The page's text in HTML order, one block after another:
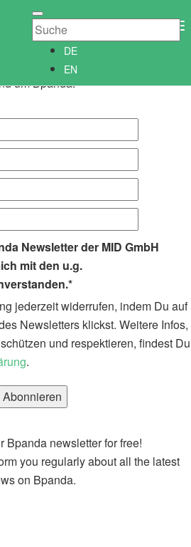
kostenlosen Bpanda Newsletter!
regelmäßig über alle Neuigkeiten
um Bpanda.
Newsletter der MID GmbH
mit den u.g.
jederzeit widerrufen, indem Du auf
Newsletters klickst. Weitere Infos,
und respektieren, findest Du
.
Bpanda newsletter for free!
you regularly about all the latest
on Bpanda.
DE
EN